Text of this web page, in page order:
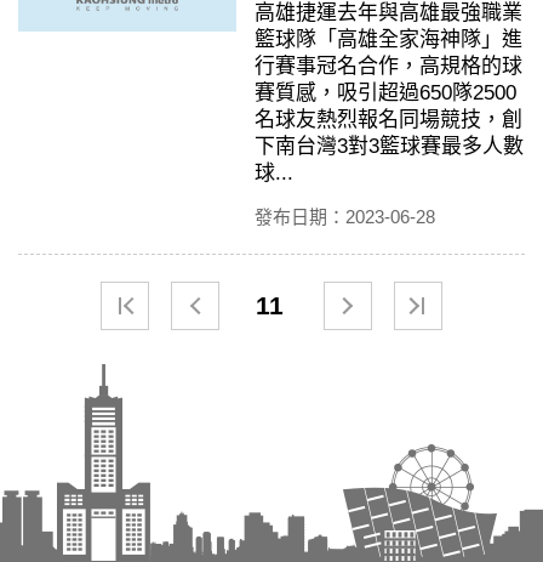
高雄捷運去年與高雄最強職業
籃球隊「高雄全家海神隊」進
行賽事冠名合作，高規格的球
賽質感，吸引超過650隊2500
名球友熱烈報名同場競技，創
下南台灣3對3籃球賽最多人數
球...
發布日期：2023-06-28
11